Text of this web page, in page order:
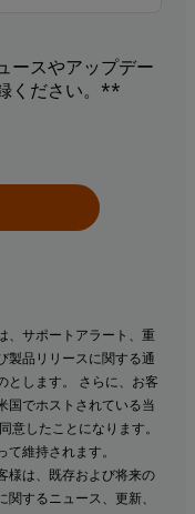
ースやアップデー
ください。**
、サポートアラート、重
製品リリースに関する通
とします。 さらに、お客
国でホストされている当
意したことになります。
維持されます。
様は、既存および将来の
するニュース、更新、